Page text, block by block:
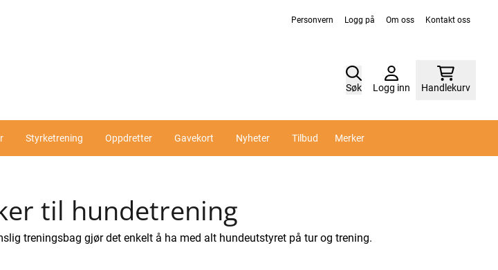
Personvern Logg på Om oss Kontakt oss
Søk Logg inn Handlekurv
Styrketrening Oppdretter Gavekort Nyheter Tilbud Merker
til hundetrening
treningsbag gjør det enkelt å ha med alt hundeutstyret på tur og trening.